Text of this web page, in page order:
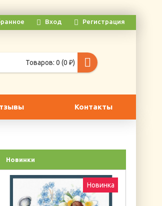
Вход Регистрация
Товаров: 0 (0 ₽)
Контакты
Новинки
Новинка